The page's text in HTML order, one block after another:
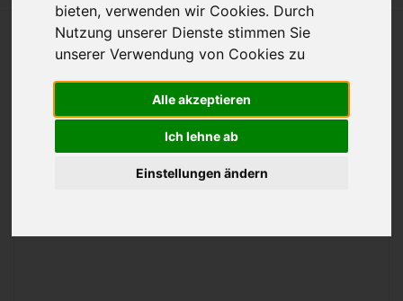
bieten, verwenden wir Cookies. Durch
Nutzung unserer Dienste stimmen Sie
unserer Verwendung von Cookies zu
Alle akzeptieren
Ich lehne ab
Einstellungen ändern
Atlantic, Obstmesser Monoblock
177 mm hochglänzend
Artikel-Nr.:AME-182400B000360